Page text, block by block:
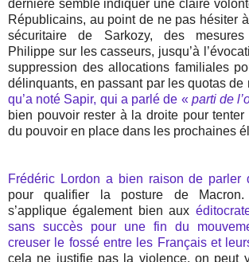
dernière semble indiquer une claire
Républicains, au point de ne pas hésiter à
sécuritaire de Sarkozy, des
Philippe sur les casseurs, jusqu’à
suppression des allocations familiales
délinquants, en passant par les quotas de
qu’a noté Sapir, qui a parlé de « parti de
bien pouvoir rester à la droite pour
du pouvoir en place dans les prochaines
Frédéric Lordon a bien raison de
pour qualifier la posture de
s’applique également bien aux
sans succès pour une fin du
creuser le fossé entre les Français et
cela ne justifie pas la violence, on peut